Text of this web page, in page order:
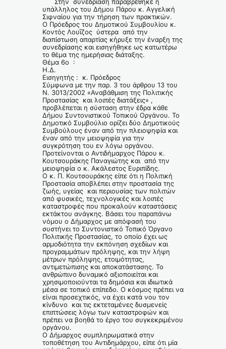
Στην συνεδρίαση παραβρέθηκε η
υπάλληλος του Δήμου Πάρου κ. Αγγελική
Σιφναίου για την τήρηση των πρακτικών.
Ο Πρόεδρος του Δημοτικού Συμβουλίου κ.
Κοντός Λουΐζος ύστερα από την
διαπίστωση απαρτίας κήρυξε την έναρξη της
συνεδρίασης και εισηγήθηκε ως κατωτέρω
το θέμα της ημερήσιας διάταξης.
Θέμα 6ο :
Η.Δ.
Εισηγητής : κ. Πρόεδρος
Σύμφωνα με την παρ. 3 του άρθρου 13 του
Ν. 3013/2002 «Αναβάθμιση της Πολιτικής
Προστασίας και λοιπές διατάξεις» ,
προβλέπεται η σύσταση στην έδρα κάθε
Δήμου Συντονιστικού Τοπικού Οργάνου. Το
Δημοτικό Συμβούλιο ορίζει δύο Δημοτικούς
Συμβούλους έναν από την πλειοψηφία και
έναν από την μειοψηφία για την
συγκρότηση του εν λόγω οργάνου.
Προτείνονται ο Αντιδήμαρχος Πάρου κ.
Κουτσουράκης Παναγιώτης και από την
μειοψηφία ο κ. Ακάλεστος Ευριπίδης.
Ο κ. Π. Κουτσουράκης είπε ότι η Πολιτική
Προστασία αποβλέπει στην προστασία της
ζωής, υγείας και περιουσίας των πολιτών
από φυσικές, τεχνολογικές και λοιπές
καταστροφές που προκαλούν καταστάσεις
εκτάκτου ανάγκης. Βάσει του παραπάνω
νόμου ο Δήμαρχος με απόφασή του
συστήνει το Συντονιστικό Τοπικό Όργανο
Πολιτικής Προστασίας, το οποίο έχει ως
αρμοδιότητα την εκπόνηση σχεδίων και
προγραμμάτων πρόληψης, και την λήψη
μέτρων πρόληψης, ετοιμότητας,
αντιμετώπισης και αποκατάστασης. Το
ανθρώπινο δυναμικό αξιοποιείται και
χρησιμοποιούνται τα δημόσια και ιδιωτικά
μέσα σε τοπικό επίπεδο. Ο κόσμος πρέπει να
είναι προσεχτικός, να έχει κατά νου τον
κίνδυνο και τις εκτεταμένες δυσμενείς
επιπτώσεις λόγω των καταστροφών και
πρέπει να βοηθά το έργο του συγκεκριμένου
οργάνου.
Ο Δήμαρχος συμπληρωματικά στην
τοποθέτηση του Αντιδημάρχου, είπε ότι μία